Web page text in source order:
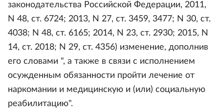
законодательства Российской Федерации, 2011,
N 48, ст. 6724; 2013, N 27, ст. 3459, 3477; N 30, ст.
4038; N 48, ст. 6165; 2014, N 23, ст. 2930; 2015, N
14, ст. 2018; N 29, ст. 4356) изменение, дополнив
его словами ", а также в связи с исполнением
осужденным обязанности пройти лечение от
наркомании и медицинскую и (или) социальную
реабилитацию".